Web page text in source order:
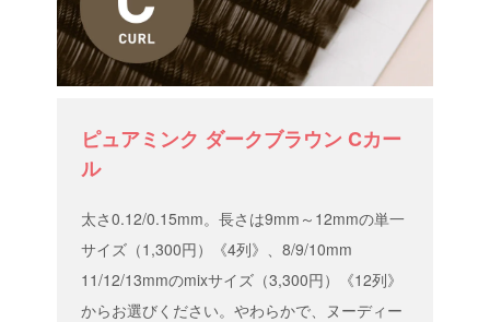
ピュアミンク ダークブラウン Cカー
ル
太さ0.12/0.15mm。長さは9mm～12mmの単一
サイズ（1,300円）《4列》、8/9/10mm
11/12/13mmのmixサイズ（3,300円）《12列》
からお選びください。やわらかで、ヌーディー